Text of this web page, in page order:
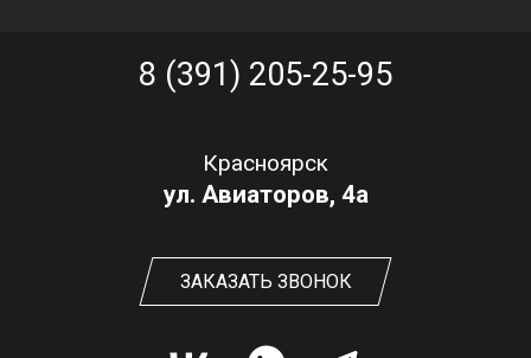
8 (391) 205-25-95
Красноярск
ул. Авиаторов, 4а
ЗАКАЗАТЬ ЗВОНОК